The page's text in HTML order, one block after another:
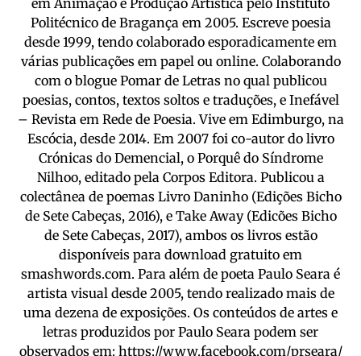
em Animação e Produção Artística pelo Instituto
Politécnico de Bragança em 2005. Escreve poesia
desde 1999, tendo colaborado esporadicamente em
várias publicações em papel ou online. Colaborando
com o blogue Pomar de Letras no qual publicou
poesias, contos, textos soltos e traduções, e Inefável
– Revista em Rede de Poesia. Vive em Edimburgo, na
Escócia, desde 2014. Em 2007 foi co-autor do livro
Crónicas do Demencial, o Porquê do Síndrome
Nilhoo, editado pela Corpos Editora. Publicou a
colectânea de poemas Livro Daninho (Edições Bicho
de Sete Cabeças, 2016), e Take Away (Edicões Bicho
de Sete Cabeças, 2017), ambos os livros estão
disponíveis para download gratuito em
smashwords.com. Para além de poeta Paulo Seara é
artista visual desde 2005, tendo realizado mais de
uma dezena de exposições. Os conteúdos de artes e
letras produzidos por Paulo Seara podem ser
observados em: https://www.facebook.com/prseara/